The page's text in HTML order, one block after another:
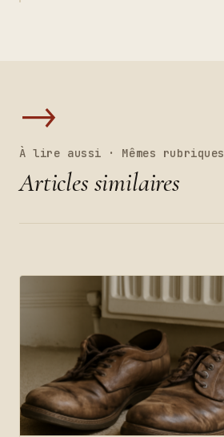
→
À lire aussi · Mêmes rubriques
Articles similaires